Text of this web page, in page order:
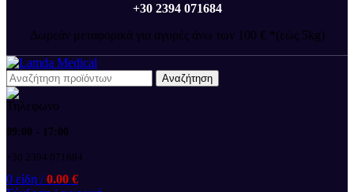
+30 2394 071684
Δωρεάν μεταφορικά για αγορές άνω των 100 € *(εώς 5kg)
Αναζήτηση
09:00 - 17:00
+30 2394 071684
0 είδη / 0.00 €